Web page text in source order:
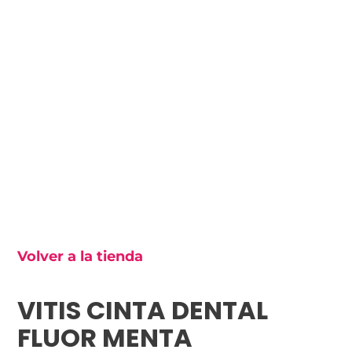
Volver a la tienda
VITIS CINTA DENTAL
FLUOR MENTA